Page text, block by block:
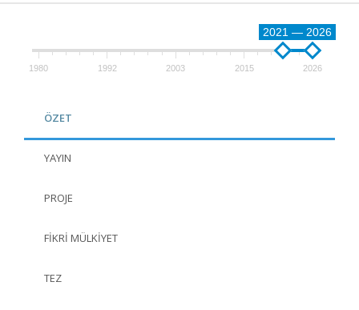
2021 — 2026
1980 1992 2003 2015 2026
ÖZET
YAYIN
PROJE
FIKRI MÜLKIYET
TEZ